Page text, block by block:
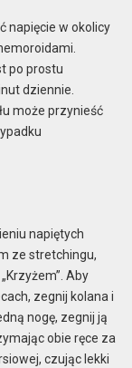
napięcie w okolicy
po prostu
dziennie.
może przynieść
napiętych
ze stretchingu,
Aby
zegnij kolana i
nogę, zegnij ją
obie ręce za
czując lekki